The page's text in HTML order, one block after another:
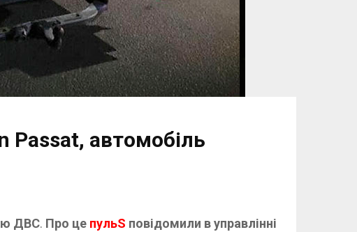
Passat, автомобіль
ДВС. Про це пульS повідомили в управлінні